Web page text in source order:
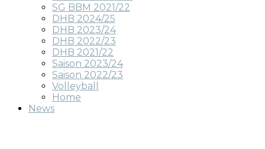
SG BBM 2021/22
DHB 2024/25
DHB 2023/24
DHB 2022/23
DHB 2021/22
Saison 2023/24
Saison 2022/23
Volleyball
Home
News